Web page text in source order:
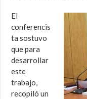
El
conferencis
ta sostuvo
que para
desarrollar
este
trabajo,
recopiló un